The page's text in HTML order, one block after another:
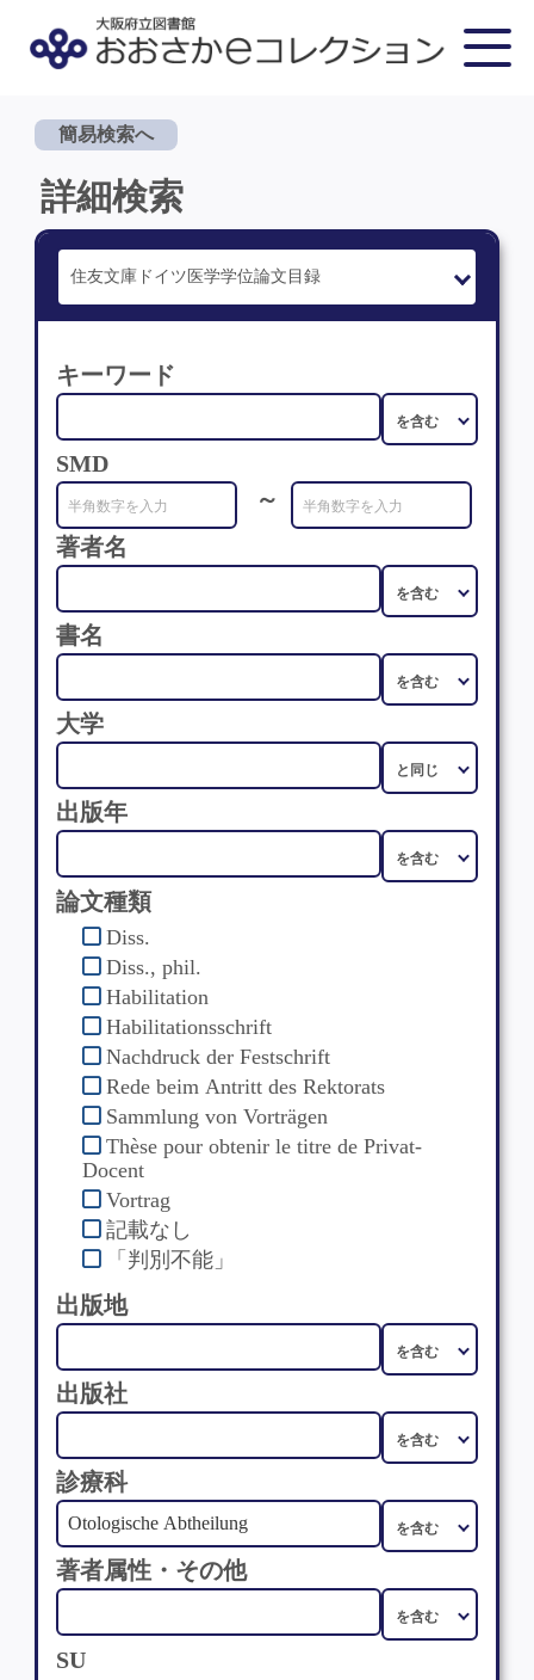
簡易検索へ
詳細検索
キーワード
SMD
～
著者名
書名
大学
出版年
論文種類
Diss.
Diss., phil.
Habilitation
Habilitationsschrift
Nachdruck der Festschrift
Rede beim Antritt des Rektorats
Sammlung von Vorträgen
Thèse pour obtenir le titre de Privat-
Docent
Vortrag
記載なし
「判別不能」
出版地
出版社
診療科
著者属性・その他
SU